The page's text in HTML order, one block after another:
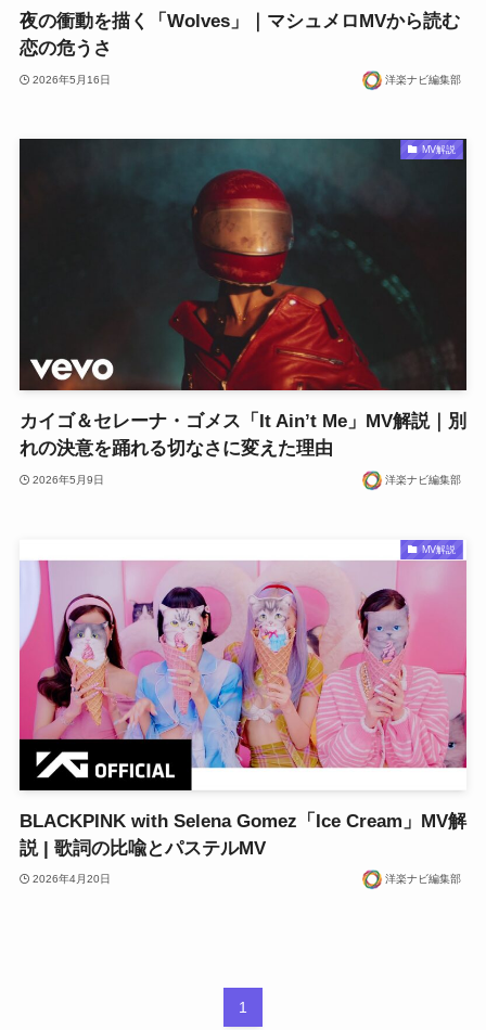
夜の衝動を描く「Wolves」｜マシュメロMVから読む
恋の危うさ
2026年5月16日 洋楽ナビ編集部
MV解説
カイゴ＆セレーナ・ゴメス「It Ain’t Me」MV解説｜別
れの決意を踊れる切なさに変えた理由
2026年5月9日 洋楽ナビ編集部
MV解説
BLACKPINK with Selena Gomez「Ice Cream」MV解
説 | 歌詞の比喩とパステルMV
2026年4月20日 洋楽ナビ編集部
1